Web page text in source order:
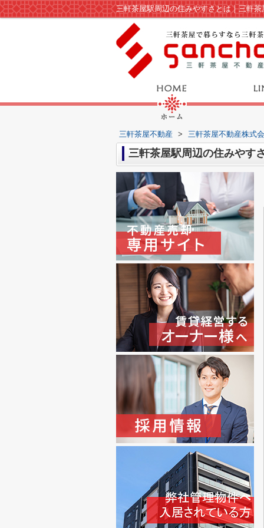
三軒茶屋駅周辺の住みやすさとは｜三軒
三軒茶屋不動産 > 三軒茶屋不動産株式
三軒茶屋駅周辺の住みやす